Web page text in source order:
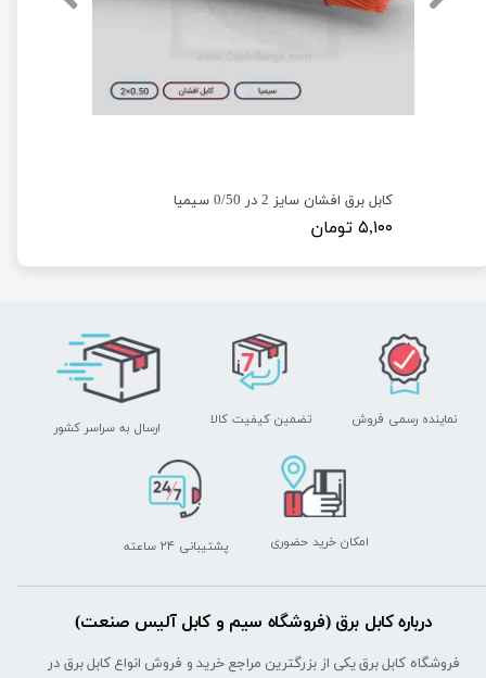
کابل برق افشان سایز 2 در 0/50 سیمیا
۵,۱۰۰ تومان
درباره کابل برق (فروشگاه سیم و کابل آلیس صنعت)
فروشگاه کابل برق یکی از بزرگترین مراجع خرید و فروش انواع کابل برق در
ارسال به سراسر کشور
پشتیبانی ۲۴ ساعته امکان خرید حضوری
تضمین کیفیت کالا نماینده رسمی فروش